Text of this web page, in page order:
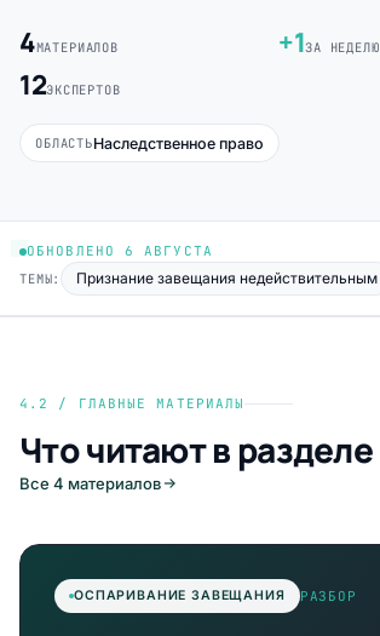
4МАТЕРИАЛОВ +1ЗА НЕДЕЛЮ
12ЭКСПЕРТОВ
ОБЛАСТЬНаследственное право
ОБНОВЛЕНО 6 АВГУСТА
ТЕМЫ:
Признание завещания недействительным
4.2 / ГЛАВНЫЕ МАТЕРИАЛЫ
Что читают в разделе
Все 4 материалов
ОСПАРИВАНИЕ ЗАВЕЩАНИЯ РАЗБОР